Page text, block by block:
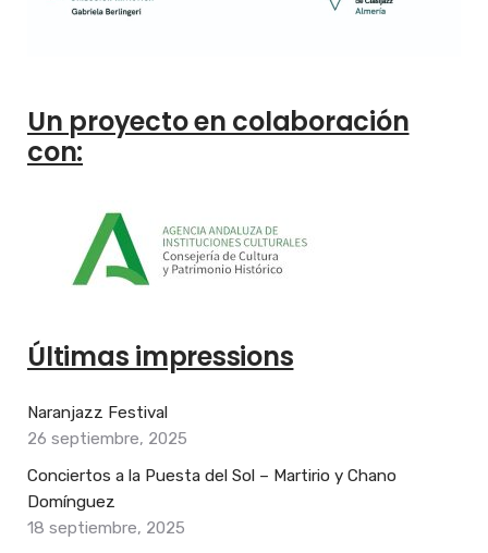
Un proyecto en colaboración
con:
Últimas impressions
Naranjazz Festival
26 septiembre, 2025
Conciertos a la Puesta del Sol – Martirio y Chano
Domínguez
18 septiembre, 2025